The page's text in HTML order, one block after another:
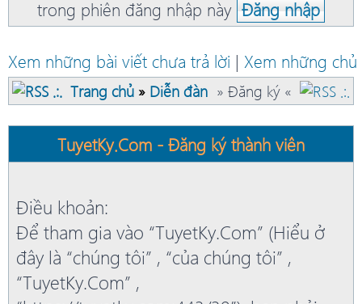
trong phiên đăng nhập này
Xem những bài viết chưa trả lời | Xem những
Trang chủ » Diễn đàn » Đăng ký «
TuyetKy.Com - Đăng ký thành viên
Điều khoản:
Để tham gia vào “TuyetKy.Com” (Hiểu ở
đây là “chúng tôi” , “của chúng tôi” ,
“TuyetKy.Com” ,